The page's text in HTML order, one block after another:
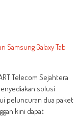
Telecom Sejahtera
solusi
peluncuran dua paket
kini dapat